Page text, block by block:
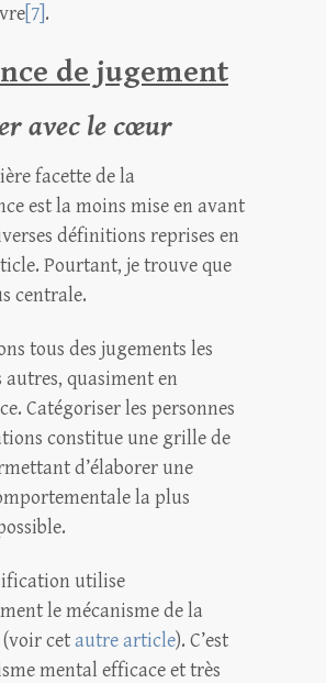
[7] .
de jugement
avec le cœur
facette de la
est la moins mise en avant
définitions reprises en
Pourtant, je trouve que
centrale.
tous des jugements les
autres, quasiment en
Catégoriser les personnes
constitue une grille de
d’élaborer une
la plus
utilise
le mécanisme de la
cetautre article). C’est
mental efficace et très